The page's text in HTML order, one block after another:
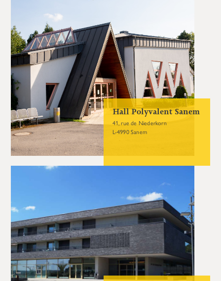
Hall Polyvalent Sanem
41, rue de Niederkorn
L-4990 Sanem